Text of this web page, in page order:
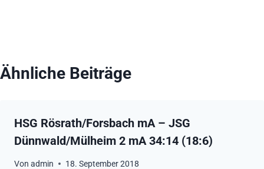
Ähnliche Beiträge
HSG Rösrath/Forsbach mA – JSG
Dünnwald/Mülheim 2 mA 34:14 (18:6)
Von admin 18. September 2018